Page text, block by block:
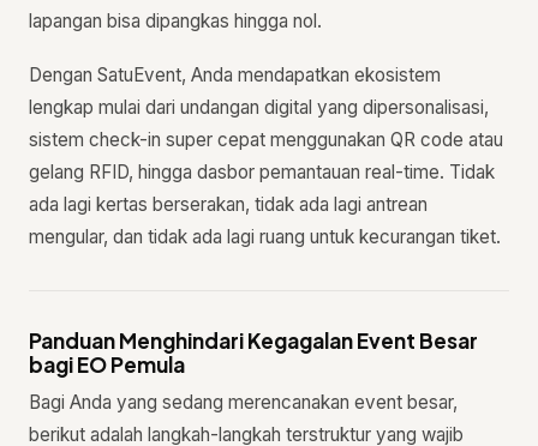
lapangan bisa dipangkas hingga nol.
Dengan SatuEvent, Anda mendapatkan ekosistem
lengkap mulai dari undangan digital yang dipersonalisasi,
sistem check-in super cepat menggunakan QR code atau
gelang RFID, hingga dasbor pemantauan real-time. Tidak
ada lagi kertas berserakan, tidak ada lagi antrean
mengular, dan tidak ada lagi ruang untuk kecurangan tiket.
Panduan Menghindari Kegagalan Event Besar
bagi EO Pemula
Bagi Anda yang sedang merencanakan event besar,
berikut adalah langkah-langkah terstruktur yang wajib